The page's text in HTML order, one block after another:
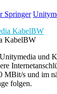
Springer
KabelBW
und
MBit/s und im
folgen.